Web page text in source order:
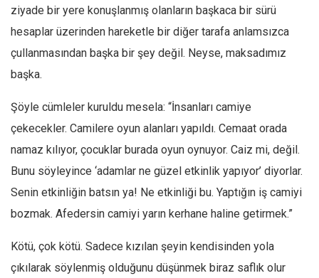
Facebook
Instagram
YouTube
Editörden
Yazarlar
Kemal Özer
Mahmut Toptaş
Yvonne Ridley
Barış Tarımcıoğlu
Yusuf Armağan
Hasanali Yıldırım
ziyade bir yere konuşlanmış olanların başkaca bir sürü
hesaplar üzerinden hareketle bir diğer tarafa anlamsızca
çullanmasından başka bir şey değil. Neyse, maksadımız
başka.
Şöyle cümleler kuruldu mesela: “İnsanları camiye
çekecekler. Camilere oyun alanları yapıldı. Cemaat orada
namaz kılıyor, çocuklar burada oyun oynuyor. Caiz mi, değil.
Bunu söyleyince ‘adamlar ne güzel etkinlik yapıyor’ diyorlar.
Senin etkinliğin batsın ya! Ne etkinliği bu. Yaptığın iş camiyi
bozmak. Afedersin camiyi yarın kerhane haline getirmek.”
Kötü, çok kötü. Sadece kızılan şeyin kendisinden yola
çıkılarak söylenmiş olduğunu düşünmek biraz saflık olur